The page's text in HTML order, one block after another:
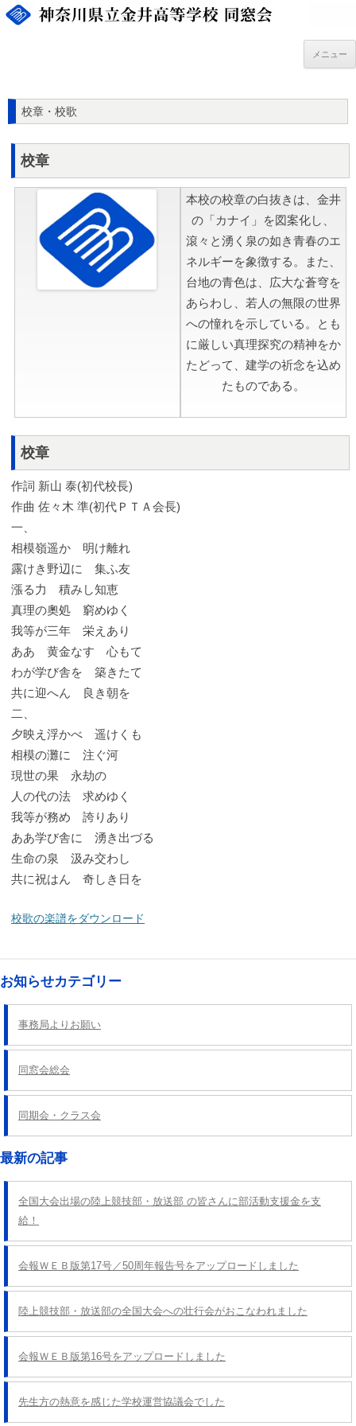
ン
メニュー
校章・校歌
校章
本校の校章の白抜きは、金井
の「カナイ」を図案化し、
滾々と湧く泉の如き青春のエ
ネルギーを象徴する。また、
台地の青色は、広大な蒼穹を
あらわし、若人の無限の世界
への憧れを示している。とも
に厳しい真理探究の精神をか
たどって、建学の祈念を込め
たものである。
校章
作詞 新山 泰(初代校長)
作曲 佐々木 準(初代ＰＴＡ会長)
一、
相模嶺遥か 明け離れ
露けき野辺に 集ふ友
漲る力 積みし知恵
真理の奧処 窮めゆく
我等が三年 栄えあり
ああ 黄金なす 心もて
わが学び舎を 築きたて
共に迎へん 良き朝を
二、
夕映え浮かべ 遥けくも
相模の灘に 注ぐ河
現世の果 永劫の
人の代の法 求めゆく
我等が務め 誇りあり
ああ学び舎に 湧き出づる
生命の泉 汲み交わし
共に祝はん 奇しき日を
校歌の楽譜をダウンロード
お知らせカテゴリー
事務局よりお願い
同窓会総会
同期会・クラス会
最新の記事
全国大会出場の陸上競技部・放送部 の皆さんに部活動支援金を支
給！
会報ＷＥＢ版第17号／50周年報告号をアップロードしました
陸上競技部・放送部の全国大会への壮行会がおこなわれました
会報ＷＥＢ版第16号をアップロードしました
先生方の熱意を感じた学校運営協議会でした